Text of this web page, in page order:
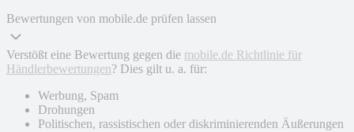
Bewertungen von mobile.de prüfen lassen
Verstößt eine Bewertung gegen die mobile.de Richtlinie für
Händlerbewertungen? Dies gilt u. a. für:
Werbung, Spam
Drohungen
Politischen, rassistischen oder diskriminierenden Äußerungen